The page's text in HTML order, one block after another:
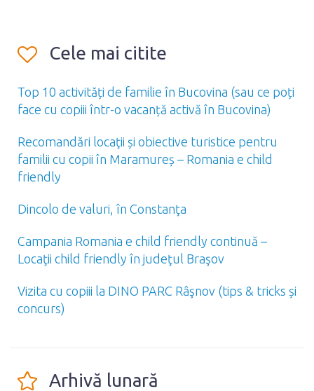
Cele mai citite
Top 10 activități de familie în Bucovina (sau ce poți
face cu copiii într-o vacanță activă în Bucovina)
Recomandări locaţii și obiective turistice pentru
familii cu copii în Maramureș – Romania e child
friendly
Dincolo de valuri, în Constanţa
Campania Romania e child friendly continuă –
Locaţii child friendly în judeţul Braşov
Vizita cu copiii la DINO PARC Râşnov (tips & tricks și
concurs)
Arhivă lunară